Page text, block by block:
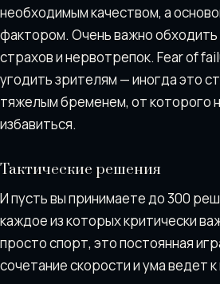
необходимым качеством, а
фактором. Очень важно обходить
страхов и нервотрепок. Fear of
угодить зрителям — иногда это
тяжелым бременем, от которого
избавиться.
Тактические решения
И пусть вы принимаете до 300
каждое из которых критически
просто спорт, это постоянная
сочетание скорости и ума ведет